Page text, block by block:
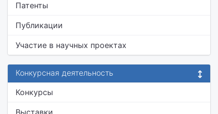
Патенты
Публикации
Участие в научных проектах
Конкурсная деятельность
Конкурсы
Выставки